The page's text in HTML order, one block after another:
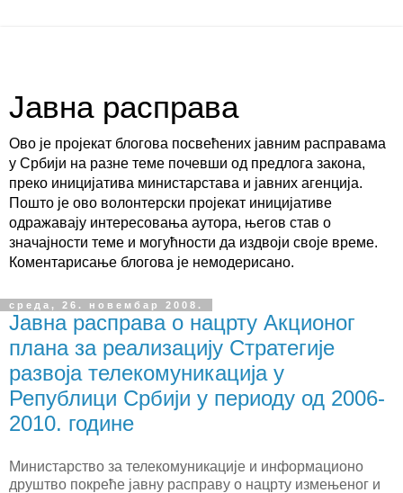
Јавна расправа
Ово је пројекат блогова посвећених јавним расправама
у Србији на разне теме почевши од предлога закона,
преко иницијатива министарстава и јавних агенција.
Пошто је ово волонтерски пројекат иницијативе
одражавају интересовања аутора, његов став о
значајности теме и могућности да издвоји своје време.
Коментарисање блогова је немодерисано.
среда, 26. новембар 2008.
Јавна расправа о нацрту Акционог
плана за реализацију Стратегије
развоја телекомуникација у
Републици Србији у периоду од 2006-
2010. године
Министарство за телекомуникације и информационо
друштво покреће јавну расправу о нацрту измењеног и